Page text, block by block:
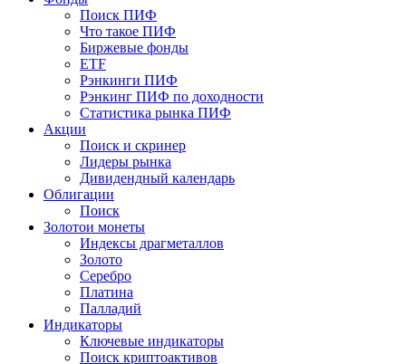
Поиск ПИФ
Что такое ПИФ
Биржевые фонды
ETF
Рэнкинги ПИФ
Рэнкинг ПИФ по доходности
Статистика рынка ПИФ
Акции
Поиск и скринер
Лидеры рынка
Дивидендный календарь
Облигации
Поиск
Золотои монеты
Индексы драгметаллов
Золото
Серебро
Платина
Палладий
Индикаторы
Ключевые индикаторы
Поиск криптоактивов